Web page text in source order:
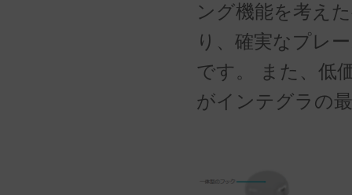
ング機能を考え
り、確実なプレ
です。 また、低
がインテグラの